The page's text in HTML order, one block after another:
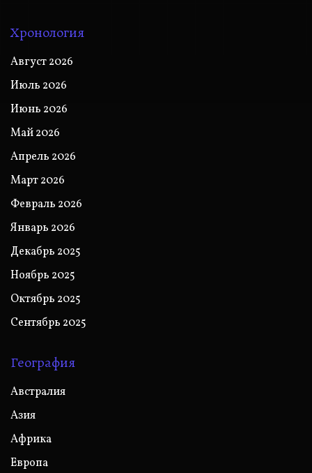
Хронология
Август 2026
Июль 2026
Июнь 2026
Май 2026
Апрель 2026
Март 2026
Февраль 2026
Январь 2026
Декабрь 2025
Ноябрь 2025
Октябрь 2025
Сентябрь 2025
География
Австралия
Азия
Африка
Европа